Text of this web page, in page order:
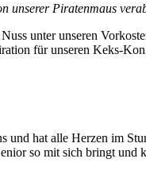
unserer Piratenmaus
unter unseren
für unseren Keks-
und hat alle Herzen im
so mit sich bringt und